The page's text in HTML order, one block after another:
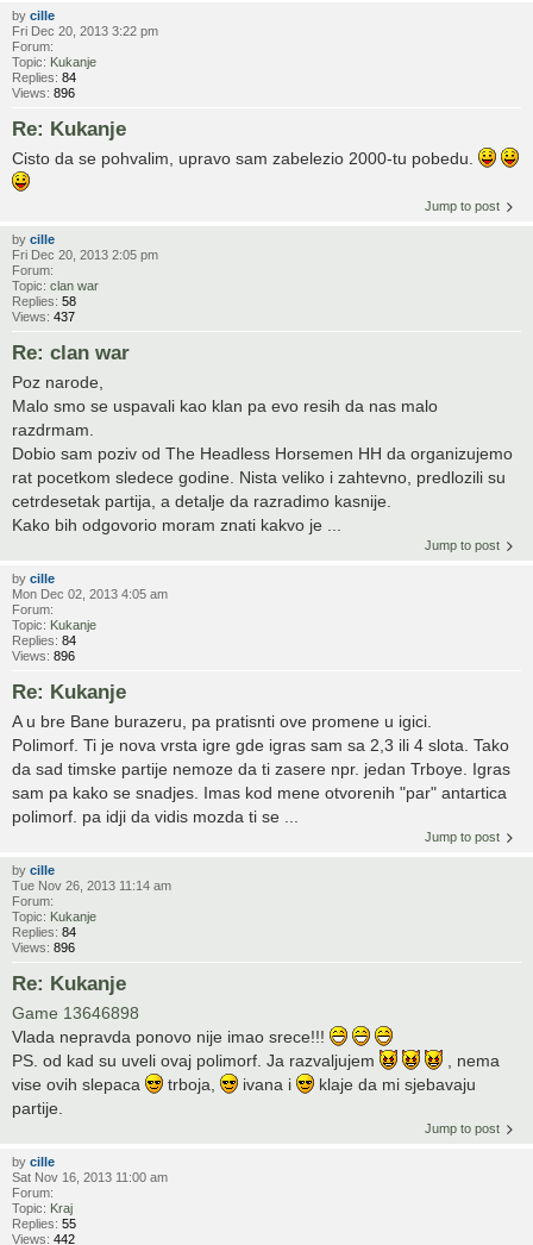
by cille
Fri Dec 20, 2013 3:22 pm
Forum:
Topic: Kukanje
Replies: 84
Views: 896
Re: Kukanje
Cisto da se pohvalim, upravo sam zabelezio 2000-tu pobedu.
Jump to post
by cille
Fri Dec 20, 2013 2:05 pm
Forum:
Topic: clan war
Replies: 58
Views: 437
Re: clan war
Poz narode,
Malo smo se uspavali kao klan pa evo resih da nas malo
razdrmam.
Dobio sam poziv od The Headless Horsemen HH da organizujemo
rat pocetkom sledece godine. Nista veliko i zahtevno, predlozili su
cetrdesetak partija, a detalje da razradimo kasnije.
Kako bih odgovorio moram znati kakvo je ...
Jump to post
by cille
Mon Dec 02, 2013 4:05 am
Forum:
Topic: Kukanje
Replies: 84
Views: 896
Re: Kukanje
A u bre Bane burazeru, pa pratisnti ove promene u igici.
Polimorf. Ti je nova vrsta igre gde igras sam sa 2,3 ili 4 slota. Tako
da sad timske partije nemoze da ti zasere npr. jedan Trboye. Igras
sam pa kako se snadjes. Imas kod mene otvorenih "par" antartica
polimorf. pa idji da vidis mozda ti se ...
Jump to post
by cille
Tue Nov 26, 2013 11:14 am
Forum:
Topic: Kukanje
Replies: 84
Views: 896
Re: Kukanje
Game 13646898
Vlada nepravda ponovo nije imao srece!!!
PS. od kad su uveli ovaj polimorf. Ja razvaljujem
, nema
vise ovih slepaca
trboja, ivana i
klaje da mi sjebavaju
partije.
Jump to post
by cille
Sat Nov 16, 2013 11:00 am
Forum:
Topic: Kraj
Replies: 55
Views: 442